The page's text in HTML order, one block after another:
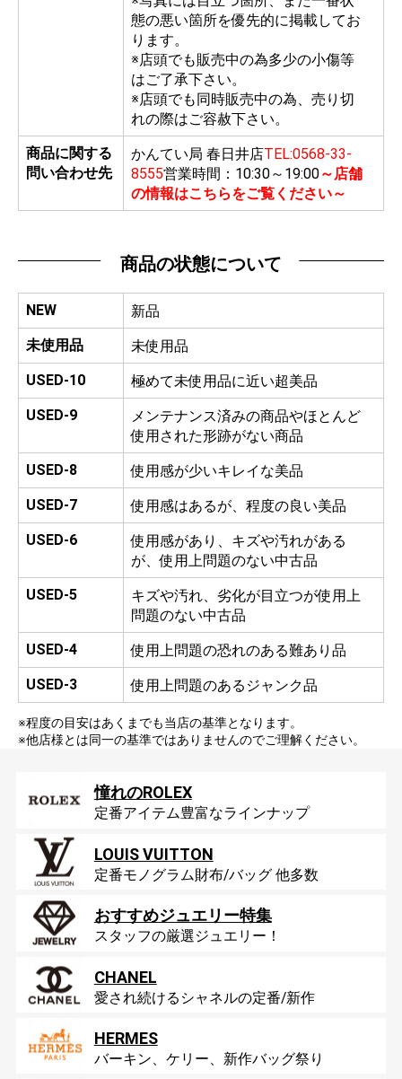
憧れのROLEX
定番アイテム豊富なラインナップ
LOUIS VUITTON
定番モノグラム財布/バッグ 他多数
おすすめジュエリー特集
スタッフの厳選ジュエリー！
CHANEL
愛され続けるシャネルの定番/新作
HERMES
バーキン、ケリー、新作バッグ祭り
態の悪い箇所を優先的に掲載してお
ります。
※店頭でも販売中の為多少の小傷等
はご了承下さい。
※店頭でも同時販売中の為、売り切
れの際はご容赦下さい。
商品に関する
問い合わせ先
かんてい局 春日井店TEL:0568-33-
8555営業時間：10:30～19:00～店舗
の情報はこちらをご覧ください～
商品の状態について
NEW
新品
未使用品
未使用品
USED-10
極めて未使用品に近い超美品
USED-9
メンテナンス済みの商品やほとんど
使用された形跡がない商品
USED-8
使用感が少いキレイな美品
USED-7
使用感はあるが、程度の良い美品
USED-6
使用感があり、キズや汚れがある
が、使用上問題のない中古品
USED-5
キズや汚れ、劣化が目立つが使用上
問題のない中古品
USED-4
使用上問題の恐れのある難あり品
USED-3
使用上問題のあるジャンク品
※程度の目安はあくまでも当店の基準となります。
※他店様とは同一の基準ではありませんのでご理解ください。